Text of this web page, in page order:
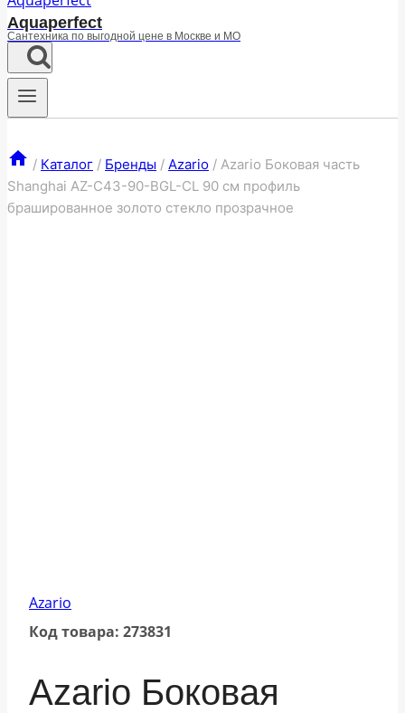
Aquaperfect
Сантехника по выгодной цене в Москве и МО
/ Каталог / Бренды / Azario / Azario Боковая часть
Shanghai AZ-C43-90-BGL-CL 90 см профиль
брашированное золото стекло прозрачное
Azario
Код товара: 273831
Azario Боковая